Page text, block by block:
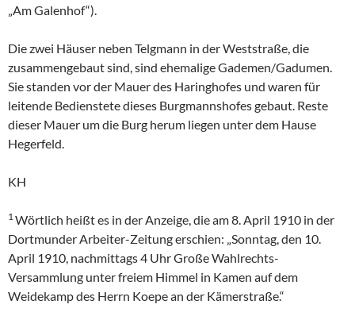
„Am Galenhof“).
Die zwei Häuser neben Telgmann in der Weststraße, die
zusammengebaut sind, sind ehemalige Gademen/Gadumen.
Sie standen vor der Mauer des Haringhofes und waren für
leitende Bedienstete dieses Burgmannshofes gebaut. Reste
dieser Mauer um die Burg herum liegen unter dem Hause
Hegerfeld.
KH
1Wörtlich heißt es in der Anzeige, die am 8. April 1910 in der
Dortmunder Arbeiter-Zeitung erschien: „Sonntag, den 10.
April 1910, nachmittags 4 Uhr Große Wahlrechts-
Versammlung unter freiem Himmel in Kamen auf dem
Weidekamp des Herrn Koepe an der Kämerstraße.“